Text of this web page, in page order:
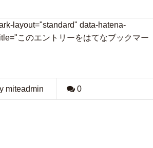
layout="standard" data-hatena-
このエントリーをはてなブックマー
miteadmin 0